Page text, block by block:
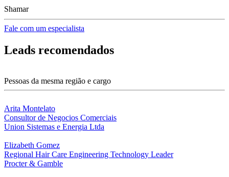
Shamar
Fale com um especialista
Leads recomendados
Pessoas da mesma região e cargo
Arita Montelato
Consultor de Negocios Comerciais
Union Sistemas e Energia Ltda
Elizabeth Gomez
Regional Hair Care Engineering Technology Leader
Procter & Gamble